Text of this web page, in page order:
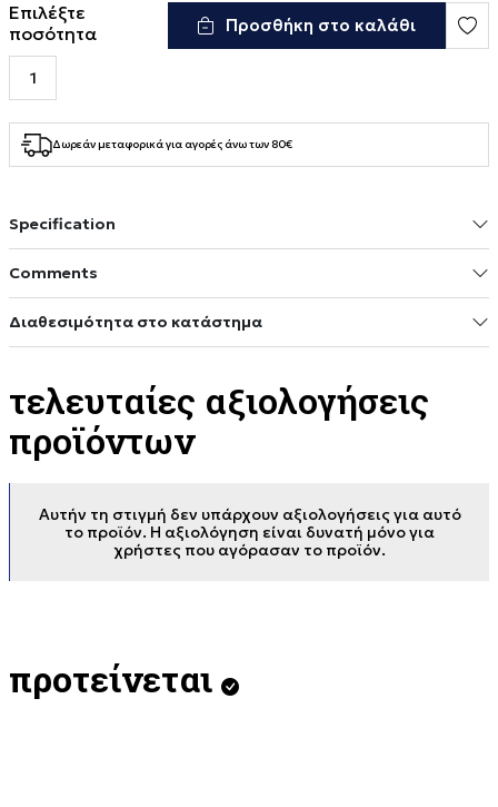
Επιλέξτε
ποσότητα
Προσθήκη στο καλάθι
Δωρεάν μεταφορικά για αγορές άνω των 80€
Specification
Comments
Διαθεσιμότητα στο κατάστημα
τελευταίες αξιολογήσεις
προϊόντων
Αυτήν τη στιγμή δεν υπάρχουν αξιολογήσεις για αυτό
το προϊόν. Η αξιολόγηση είναι δυνατή μόνο για
χρήστες που αγόρασαν το προϊόν.
προτείνεται